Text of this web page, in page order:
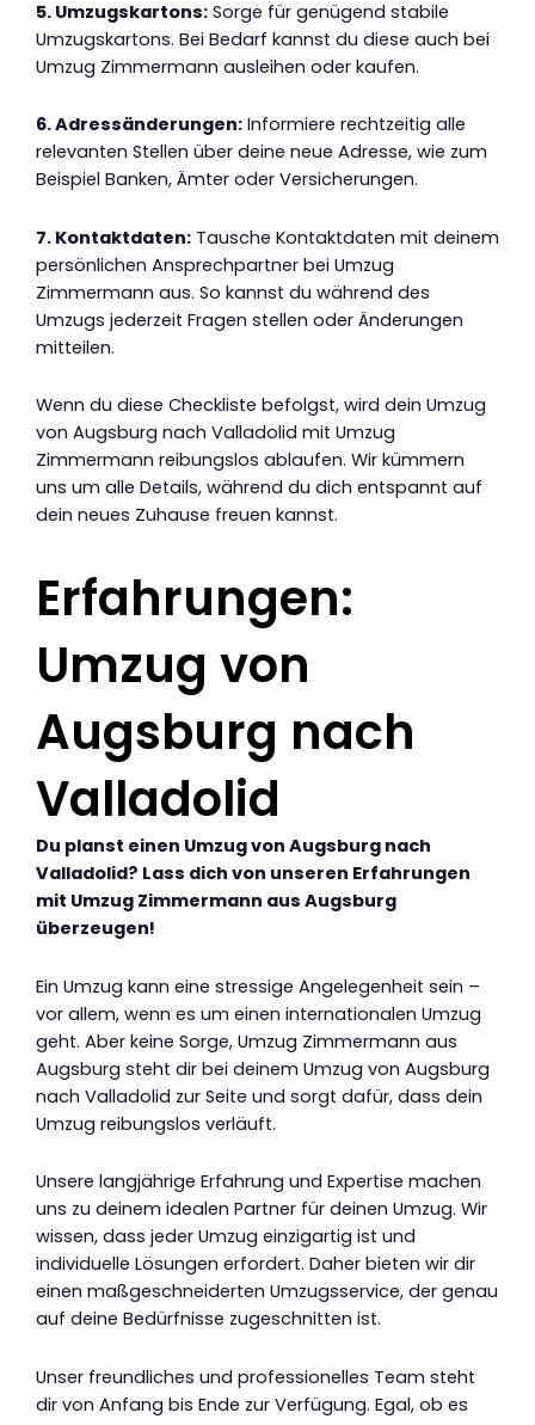
5. Umzugskartons: Sorge für genügend stabile
Umzugskartons. Bei Bedarf kannst du diese auch bei
Umzug Zimmermann ausleihen oder kaufen.
6. Adressänderungen: Informiere rechtzeitig alle
relevanten Stellen über deine neue Adresse, wie zum
Beispiel Banken, Ämter oder Versicherungen.
7. Kontaktdaten: Tausche Kontaktdaten mit deinem
persönlichen Ansprechpartner bei Umzug
Zimmermann aus. So kannst du während des
Umzugs jederzeit Fragen stellen oder Änderungen
mitteilen.
Wenn du diese Checkliste befolgst, wird dein Umzug
von Augsburg nach Valladolid mit Umzug
Zimmermann reibungslos ablaufen. Wir kümmern
uns um alle Details, während du dich entspannt auf
dein neues Zuhause freuen kannst.
Erfahrungen:
Umzug von
Augsburg nach
Valladolid
Du planst einen Umzug von Augsburg nach
Valladolid? Lass dich von unseren Erfahrungen
mit Umzug Zimmermann aus Augsburg
überzeugen!
Ein Umzug kann eine stressige Angelegenheit sein –
vor allem, wenn es um einen internationalen Umzug
geht. Aber keine Sorge, Umzug Zimmermann aus
Augsburg steht dir bei deinem Umzug von Augsburg
nach Valladolid zur Seite und sorgt dafür, dass dein
Umzug reibungslos verläuft.
Unsere langjährige Erfahrung und Expertise machen
uns zu deinem idealen Partner für deinen Umzug. Wir
wissen, dass jeder Umzug einzigartig ist und
individuelle Lösungen erfordert. Daher bieten wir dir
einen maßgeschneiderten Umzugsservice, der genau
auf deine Bedürfnisse zugeschnitten ist.
Unser freundliches und professionelles Team steht
dir von Anfang bis Ende zur Verfügung. Egal, ob es